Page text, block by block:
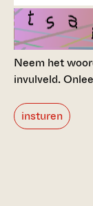
Neem het
invulveld.
insturen